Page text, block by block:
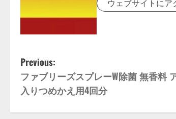
ウェブサイトに
P
o
s
Previous:
ファブリーズスプレーW除菌 無香料
入りつめかえ用4回分